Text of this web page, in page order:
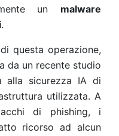
un malware
.
questa operazione,
da un recente studio
alla sicurezza IA di
utilizzata. A
di phishing, i
ricorso ad alcun